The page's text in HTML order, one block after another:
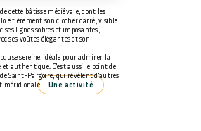
cette bâtisse médiévale, dont les
fièrement son clocher carré, visible
ses lignes sobres et imposantes,
ses voûtes élégantes et son
sereine, idéale pour admirer la
authentique. C'est aussi le point de
Saint-Pargoire, qui révèlent d'autres
méridionale.
Une activité